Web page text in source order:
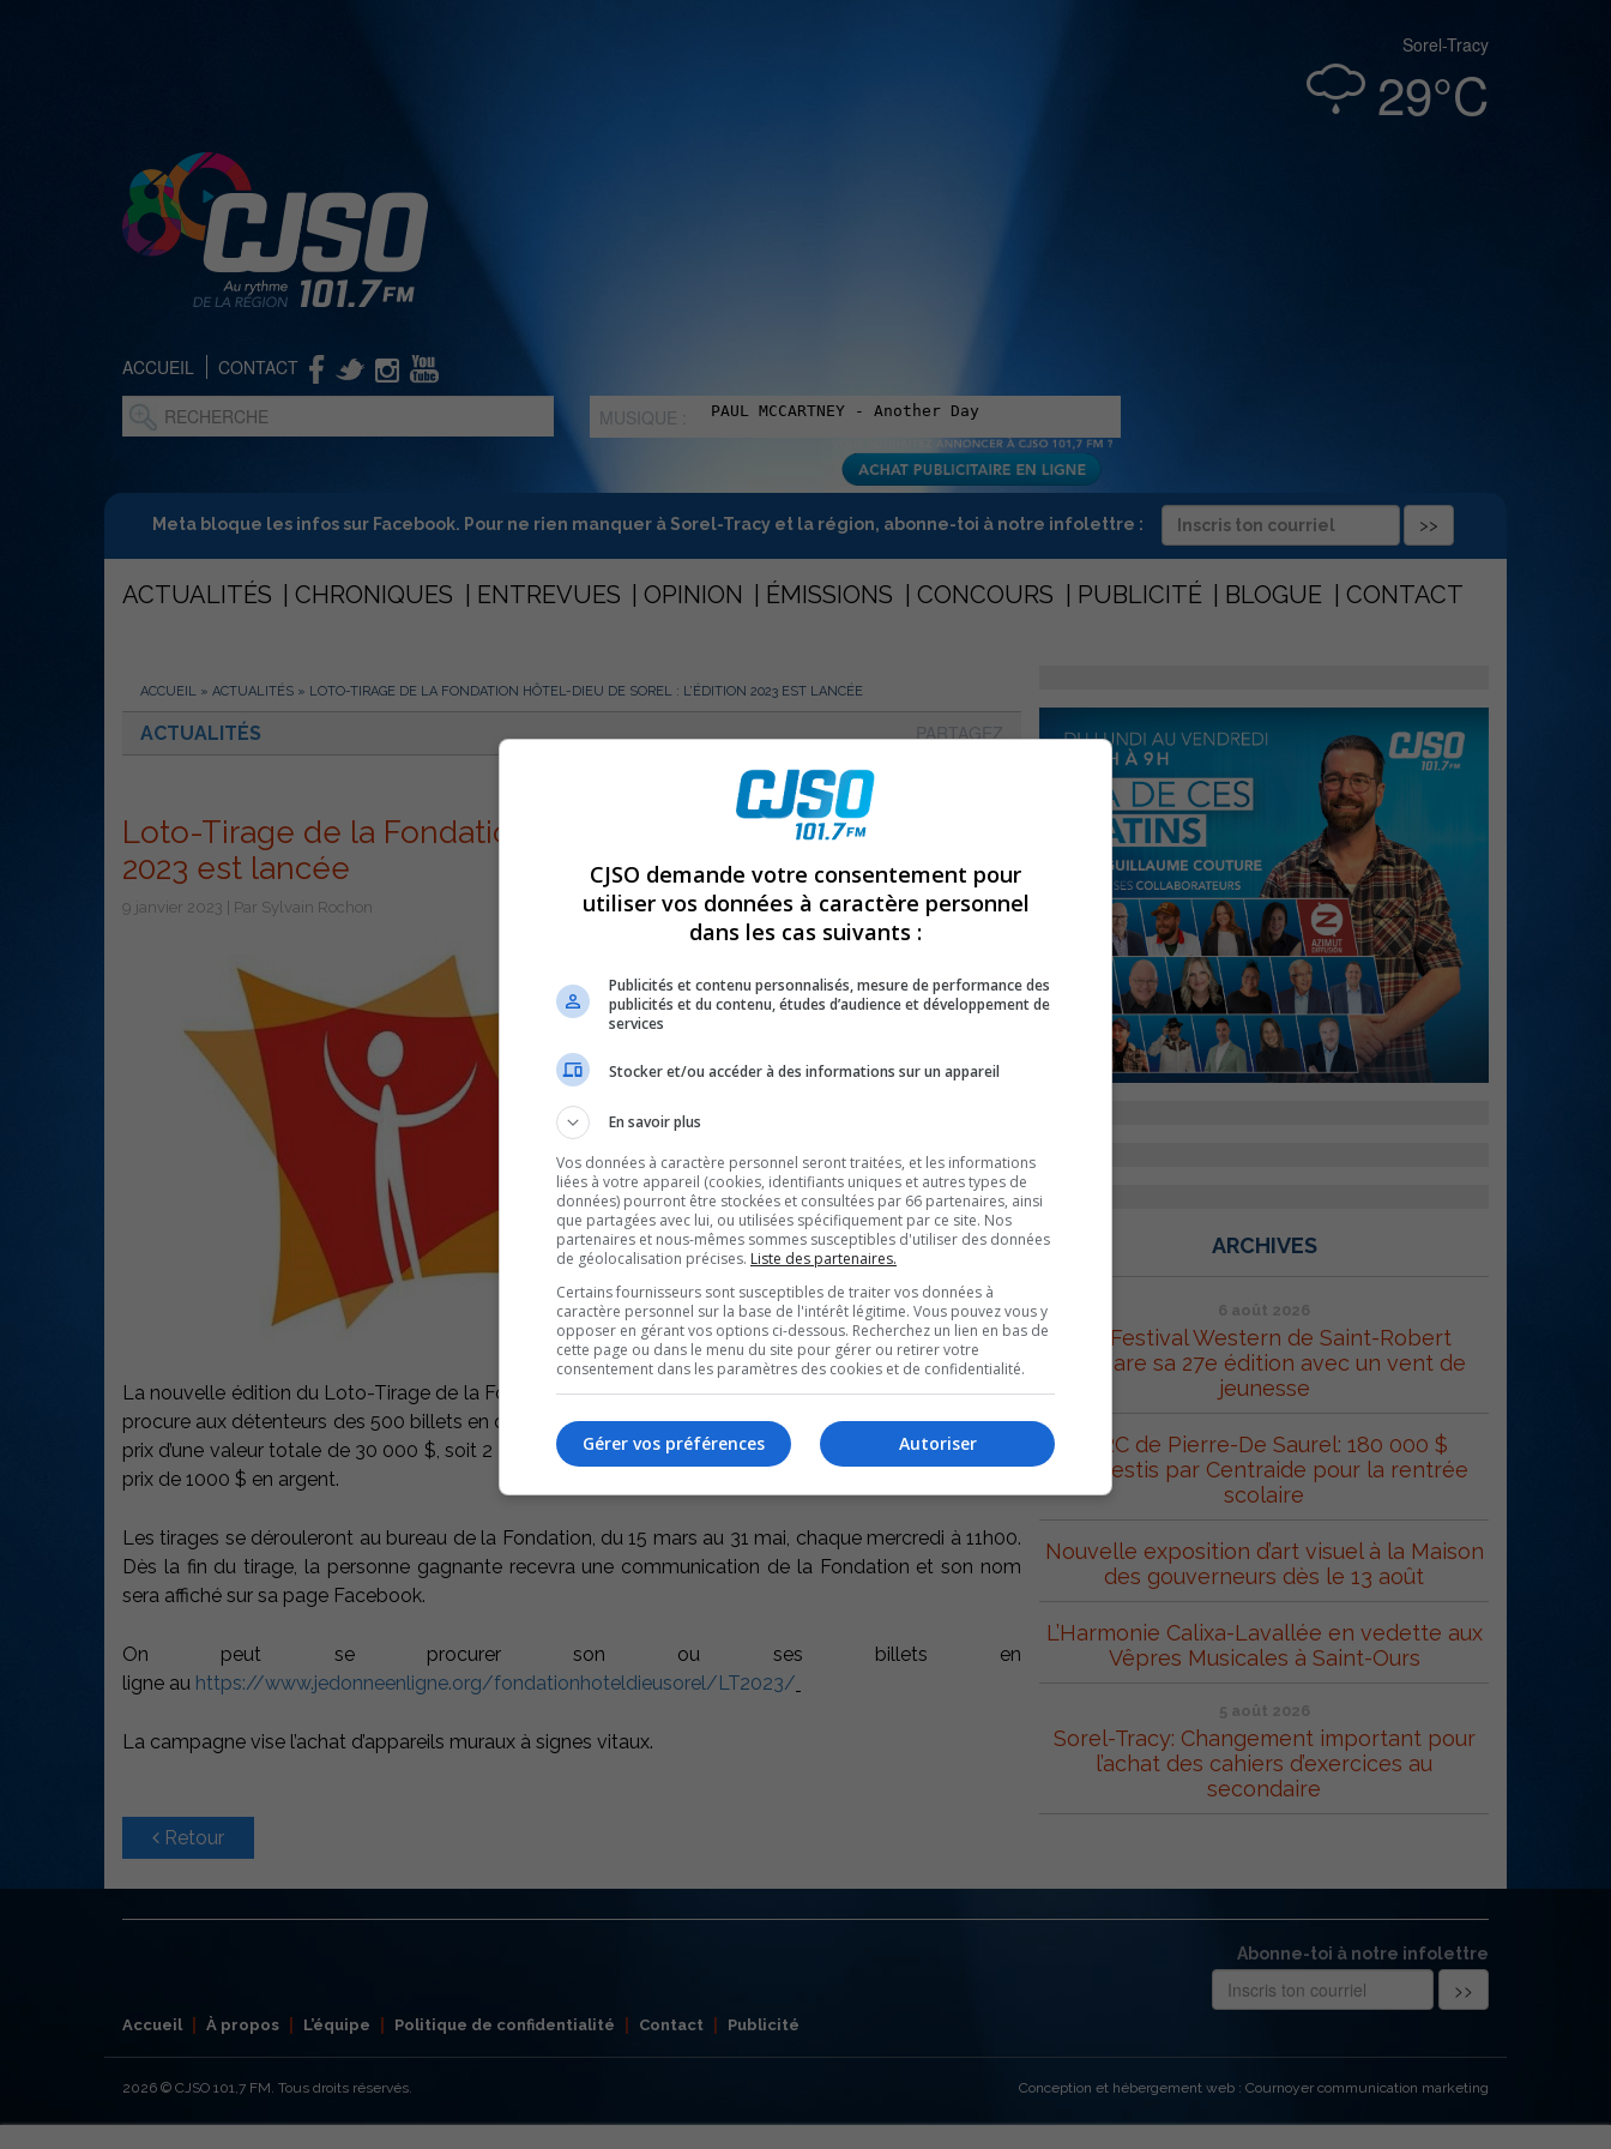
Sorel-Tracy
29°C
ACCUEIL CONTACT
MUSIQUE :
Meta bloque les infos sur Facebook. Pour ne rien manquer à Sorel-Tracy et la région, abonne-toi à notre infolettre :
ACTUALITÉS CHRONIQUES ENTREVUES OPINION ÉMISSIONS CONCOURS PUBLICITÉ BLOGUE CONTACT
ACCUEIL » ACTUALITÉS » LOTO-TIRAGE DE LA FONDATION HÔTEL-DIEU DE SOREL : L’ÉDITION 2023 EST LANCÉE
ACTUALITÉS PARTAGEZ
Loto-Tirage de la Fondation Hôtel-Dieu de Sorel : L’édition
2023 est lancée
9 janvier 2023 | Par Sylvain Rochon
La nouvelle édition du Loto-Tirage de la Fondation Hôtel-Dieu de Sorel est officiellement lancée. Elle
procure aux détenteurs des 500 billets en circulation vendus 200 $ chacun la chance de remporter 24
prix d’une valeur totale de 30 000 $, soit 2 prix de 3 000 $ en argent, 2 prix de 2 000 $ en argent et 20
prix de 1000 $ en argent.
Les tirages se dérouleront au bureau de la Fondation, du 15 mars au 31 mai, chaque mercredi à 11h00.
Dès la fin du tirage, la personne gagnante recevra une communication de la Fondation et son nom
sera affiché sur sa page Facebook.
On peut se procurer son ou ses billets en
ligne au https://www.jedonneenligne.org/fondationhoteldieusorel/LT2023/
La campagne vise l’achat d’appareils muraux à signes vitaux.
Retour
ARCHIVES
6 août 2026
Le Festival Western de Saint-Robert
prépare sa 27e édition avec un vent de
jeunesse
MRC de Pierre-De Saurel: 180 000 $
réinvestis par Centraide pour la rentrée
scolaire
Nouvelle exposition d’art visuel à la Maison
des gouverneurs dès le 13 août
L’Harmonie Calixa-Lavallée en vedette aux
Vêpres Musicales à Saint-Ours
5 août 2026
Sorel-Tracy: Changement important pour
l’achat des cahiers d’exercices au
secondaire
Abonne-toi à notre infolettre
Accueil À propos L’équipe Politique de confidentialité Contact Publicité
2026 © CJSO 101,7 FM. Tous droits réservés. Conception et hébergement web : Cournoyer communication marketing
CJSO demande votre consentement pour
utiliser vos données à caractère personnel
dans les cas suivants :
Publicités et contenu personnalisés, mesure de performance des
publicités et du contenu, études d’audience et développement de
services
Stocker et/ou accéder à des informations sur un appareil
En savoir plus
Vos données à caractère personnel seront traitées, et les informations
liées à votre appareil (cookies, identifiants uniques et autres types de
données) pourront être stockées et consultées par 66 partenaires, ainsi
que partagées avec lui, ou utilisées spécifiquement par ce site. Nos
partenaires et nous-mêmes sommes susceptibles d'utiliser des données
de géolocalisation précises. Liste des partenaires.
Certains fournisseurs sont susceptibles de traiter vos données à
caractère personnel sur la base de l'intérêt légitime. Vous pouvez vous y
opposer en gérant vos options ci-dessous. Recherchez un lien en bas de
cette page ou dans le menu du site pour gérer ou retirer votre
consentement dans les paramètres des cookies et de confidentialité.
Autoriser
Gérer vos préférences